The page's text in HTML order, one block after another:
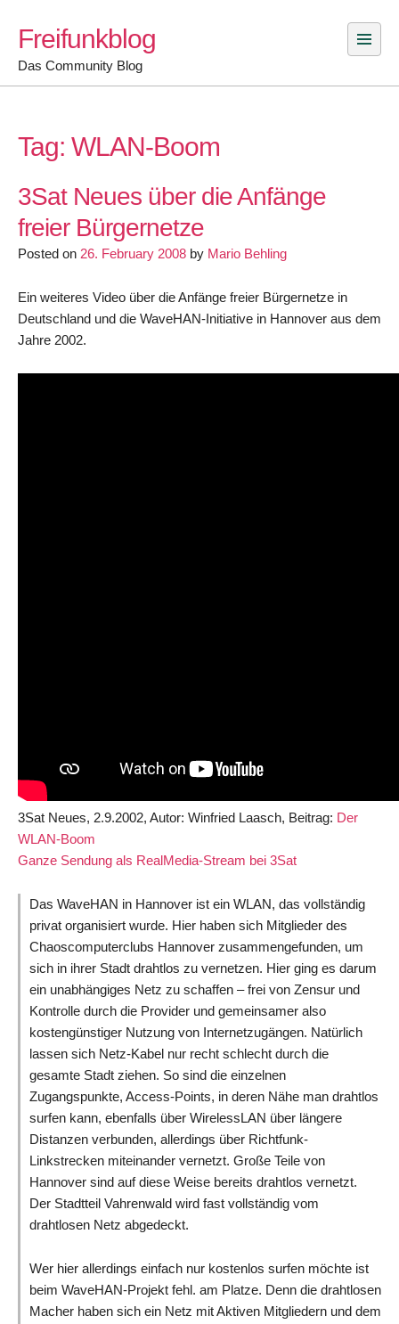
content
Freifunkblog
Das Community Blog
Tag: WLAN-Boom
3Sat Neues über die Anfänge
freier Bürgernetze
Posted on 26. February 2008 by Mario Behling
Ein weiteres Video über die Anfänge freier Bürgernetze in
Deutschland und die WaveHAN-Initiative in Hannover aus dem
Jahre 2002.
3Sat Neues, 2.9.2002, Autor: Winfried Laasch, Beitrag: Der
WLAN-Boom
Ganze Sendung als RealMedia-Stream bei 3Sat
Das WaveHAN in Hannover ist ein WLAN, das vollständig
privat organisiert wurde. Hier haben sich Mitglieder des
Chaoscomputerclubs Hannover zusammengefunden, um
sich in ihrer Stadt drahtlos zu vernetzen. Hier ging es darum
ein unabhängiges Netz zu schaffen – frei von Zensur und
Kontrolle durch die Provider und gemeinsamer also
kostengünstiger Nutzung von Internetzugängen. Natürlich
lassen sich Netz-Kabel nur recht schlecht durch die
gesamte Stadt ziehen. So sind die einzelnen
Zugangspunkte, Access-Points, in deren Nähe man drahtlos
surfen kann, ebenfalls über WirelessLAN über längere
Distanzen verbunden, allerdings über Richtfunk-
Linkstrecken miteinander vernetzt. Große Teile von
Hannover sind auf diese Weise bereits drahtlos vernetzt.
Der Stadtteil Vahrenwald wird fast vollständig vom
drahtlosen Netz abgedeckt.
Wer hier allerdings einfach nur kostenlos surfen möchte ist
beim WaveHAN-Projekt fehl. am Platze. Denn die drahtlosen
Macher haben sich ein Netz mit Aktiven Mitgliedern und dem